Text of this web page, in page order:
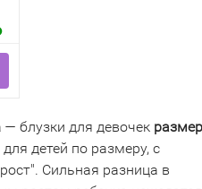
— блузки для девочек
детей по размеру, с
Сильная разница в